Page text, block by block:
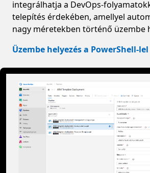
integrálhatja a DevOps-
telepítés érdekében, amellyel
nagy méretekben történő üzembe
Üzembe helyezés a PowerShell-lel